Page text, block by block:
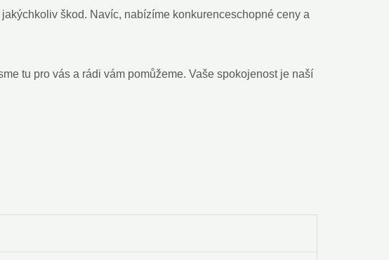
škod.‌ Navíc, nabízíme konkurenceschopné⁣ ceny a
tu pro vás a rádi vám pomůžeme. Vaše spokojenost je naší​